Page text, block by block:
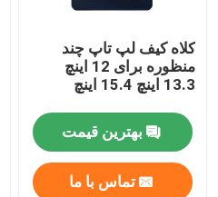
کلاه کیف لپ تاپ چند
منظوره برای 12 اینچ
13.3 اینچ 15.4 اینچ
بهترین قیمت
تماس با ما